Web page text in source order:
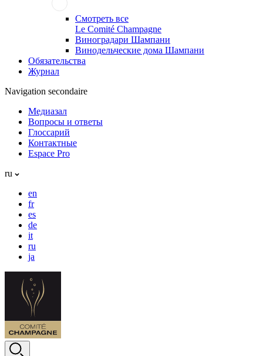
Смотреть все
Le Comité Champagne
Виноградари Шампани
Винодельческие дома Шампани
Обязательства
Журнал
Navigation secondaire
Медиазал
Вопросы и ответы
Глоссарий
Контактные
Espace Pro
ru
en
fr
es
de
it
ru
ja